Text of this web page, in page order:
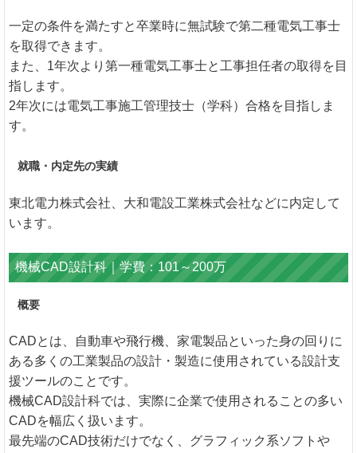
一定の条件を満たすと卒業時に無試験で第二種電気工事士
を取得できます。
また、1年次より第一種電気工事士と工事担任者の取得を目
指します。
2年次には電気工事施工管理技士（学科）合格を目指しま
す。
就職・内定先の実績
東北電力株式会社、大和電設工業株式会社などに内定して
います。
機械CAD設計科｜学費：101～200万
概要
CADとは、自動車や飛行機、家電製品といった身の回りに
ある多くの工業製品の設計・製造に使用されている設計支
援ツールのことです。
機械CAD設計科では、実際に企業で使用されることの多い
CADを幅広く扱います。
最先端のCAD技術だけでなく、グラフィック系ソフトや